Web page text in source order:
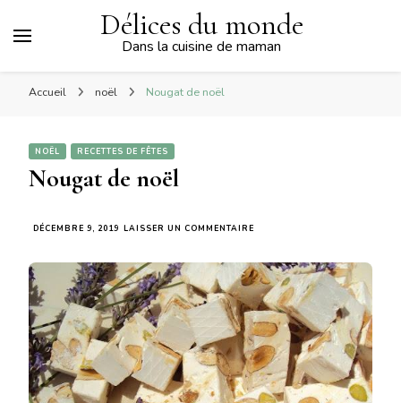
Délices du monde
Dans la cuisine de maman
Accueil noël Nougat de noël
NOËL RECETTES DE FÊTES
Nougat de noël
DÉCEMBRE 9, 2019 LAISSER UN COMMENTAIRE
NOËL